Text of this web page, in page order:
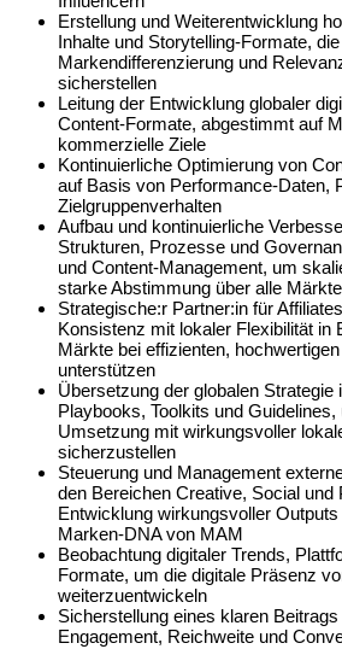
Erstellung und Weiterentwicklung
Inhalte und Storytelling-Formate,
Markendifferenzierung und
sicherstellen
Leitung der Entwicklung globaler
Content-Formate, abgestimmt auf
kommerzielle Ziele
Kontinuierliche Optimierung von
auf Basis von Performance-Daten,
Zielgruppenverhalten
Aufbau und kontinuierliche
Strukturen, Prozesse und
und Content-Management, um
starke Abstimmung über alle
Strategische:r Partner:in für
Konsistenz mit lokaler Flexibilität in
Märkte bei effizienten,
unterstützen
Übersetzung der globalen Strategie
Playbooks, Toolkits und
Umsetzung mit wirkungsvoller
sicherzustellen
Steuerung und Management
den Bereichen Creative, Social und
Entwicklung wirkungsvoller
Marken-DNA von MAM
Beobachtung digitaler Trends,
Formate, um die digitale Präsenz
weiterzuentwickeln
Sicherstellung eines klaren
Engagement, Reichweite und